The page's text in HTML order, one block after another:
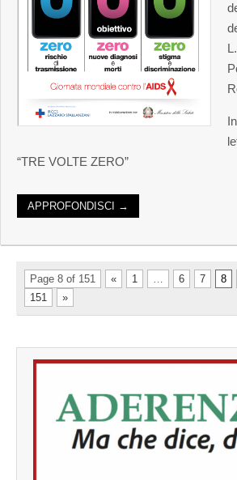
“TRE VOLTE ZERO”
APPROFONDISCI →
Page 8 of 151 « 1 … 6 7 8
151
»